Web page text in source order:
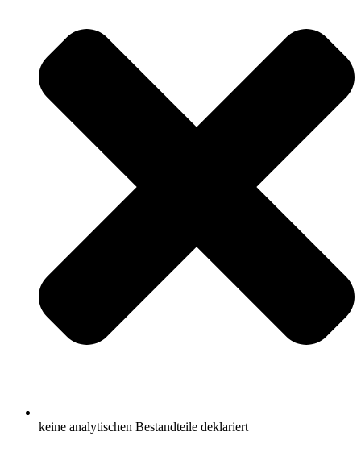
keine analytischen Bestandteile deklariert